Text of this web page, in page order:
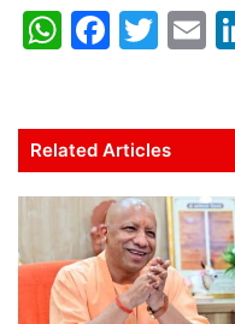
W
s
A
p
F
e
b
o
o
k
T
er
E
l
Related Articles